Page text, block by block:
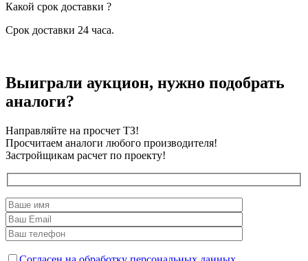
Какой срок доставки ?
Срок доставки 24 часа.
Выиграли аукцион, нужно подобрать
аналоги?
Направляйте на просчет ТЗ!
Просчитаем аналоги любого производителя!
Застройщикам расчет по проекту!